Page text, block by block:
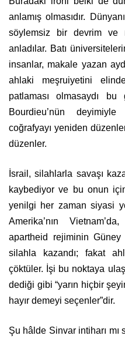
anlamış olmasıdır.
söylemsiz bir devrim ve
anladılar. Batı
insanlar, makale yazan
ahlaki meşruiyetini
patlaması olmasaydı
Bourdieu’nün
coğrafyayı yeniden
düzenler.
İsrail, silahlarla savaşı
kaybediyor ve bu onun
yenilgi her zaman siyasi
Amerika’nın
apartheid rejiminin Güney
silahla kazandı; fakat
çöktüler. İşi bu noktaya
dediği gibi “yarın hiçbir
hayır demeyi seçenler”dir.
Şu hâlde Sinvar intiharı mı